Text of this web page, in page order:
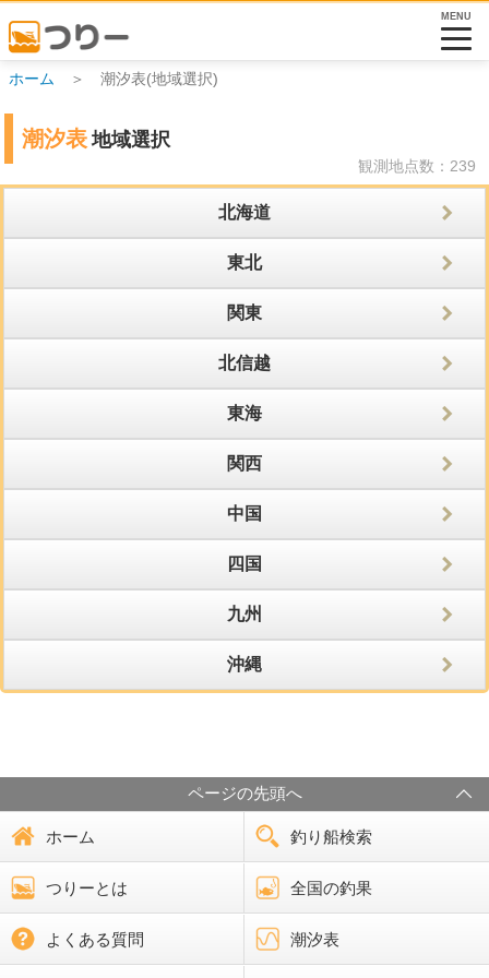
MENU
ホーム ＞ 潮汐表(地域選択)
潮汐表 地域選択
観測地点数：239
北海道
東北
関東
北信越
東海
関西
中国
四国
九州
沖縄
ページの先頭へ
ホーム 釣り船検索
つりーとは 全国の釣果
よくある質問 潮汐表